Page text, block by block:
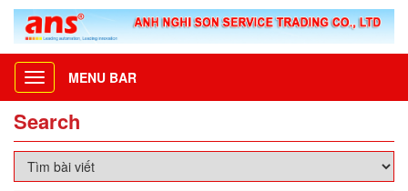
Toggle
navigation
MENU BAR
Search